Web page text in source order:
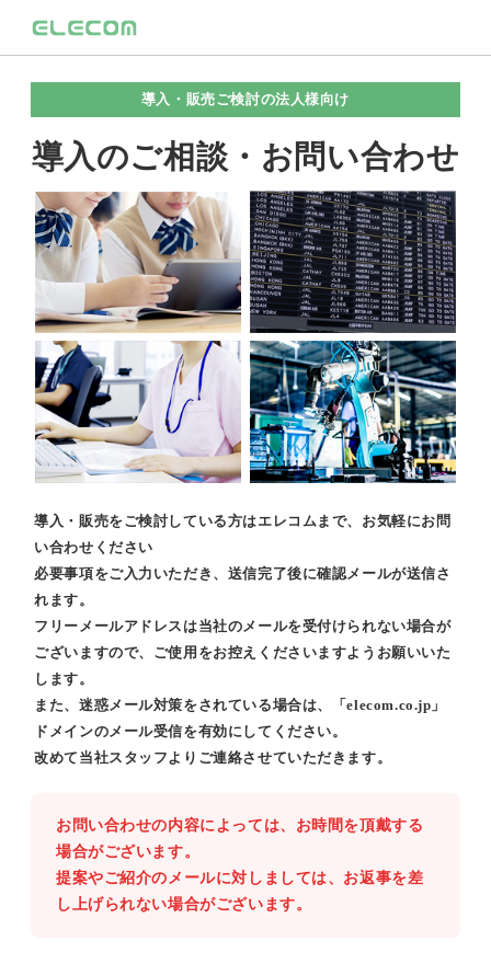
導入・販売ご検討の法人様向け
導入のご相談・お問い合わせ
導入・販売をご検討している方はエレコムまで、お気軽にお問
い合わせください
必要事項をご入力いただき、送信完了後に確認メールが送信さ
れます。
フリーメールアドレスは当社のメールを受付けられない場合が
ございますので、ご使用をお控えくださいますようお願いいた
します。
また、迷惑メール対策をされている場合は、「elecom.co.jp」
ドメインのメール受信を有効にしてください。
改めて当社スタッフよりご連絡させていただきます。
お問い合わせの内容によっては、お時間を頂戴する
場合がございます。
提案やご紹介のメールに対しましては、お返事を差
し上げられない場合がございます。